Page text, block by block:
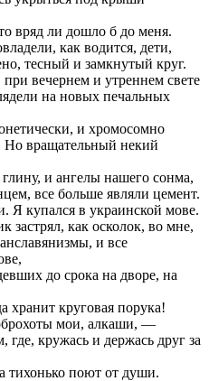
вряд ли дошло б до меня.
как водится, дети,
тесный и замкнутый круг.
вечернем и утреннем свете
на новых печальных
и хромосомно
вращательный некий
и ангелы нашего сонма,
все больше являли цемент.
Я купался в украинской мове.
застрял, как осколок, во мне,
и все
до срока на дворе, на
хранит круговая порука!
мои, алкаши, —
кружась и держась друг за
тихонько поют от души.